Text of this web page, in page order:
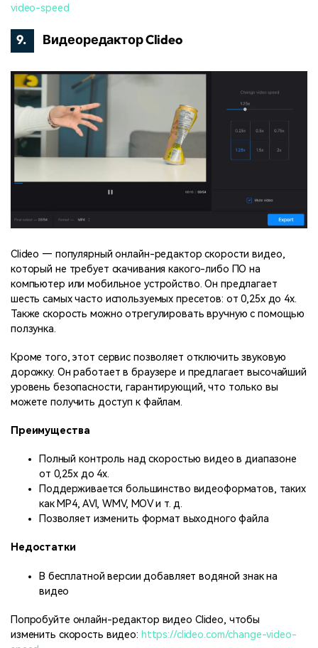
video-speed
9. Видеоредактор Clideo
Clideo — популярный онлайн-редактор скорости видео,
который не требует скачивания какого-либо ПО на
компьютер или мобильное устройство. Он предлагает
шесть самых часто используемых пресетов: от 0,25x до 4x.
Также скорость можно отрегулировать вручную с помощью
ползунка.
Кроме того, этот сервис позволяет отключить звуковую
дорожку. Он работает в браузере и предлагает высочайший
уровень безопасности, гарантирующий, что только вы
можете получить доступ к файлам.
Преимущества
Полный контроль над скоростью видео в диапазоне
от 0,25x до 4x.
Поддерживается большинство видеоформатов, таких
как MP4, AVI, WMV, MOV и т. д.
Позволяет изменить формат выходного файла
Недостатки
В бесплатной версии добавляет водяной знак на
видео
Попробуйте онлайн-редактор видео Clideo, чтобы
изменить скорость видео: https://clideo.com/change-video-